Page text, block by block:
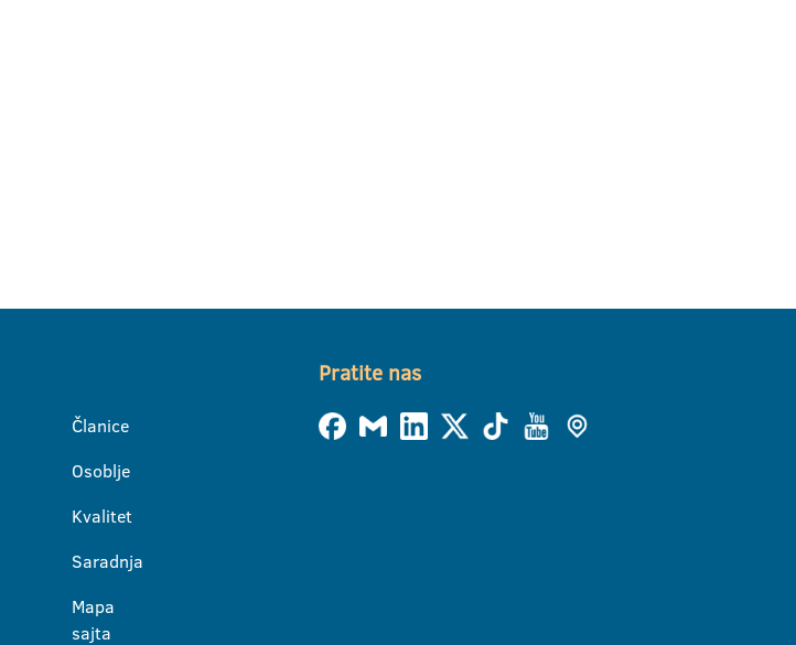
Članice
Osoblje
Kvalitet
Saradnja
Mapa
sajta
Pratite nas